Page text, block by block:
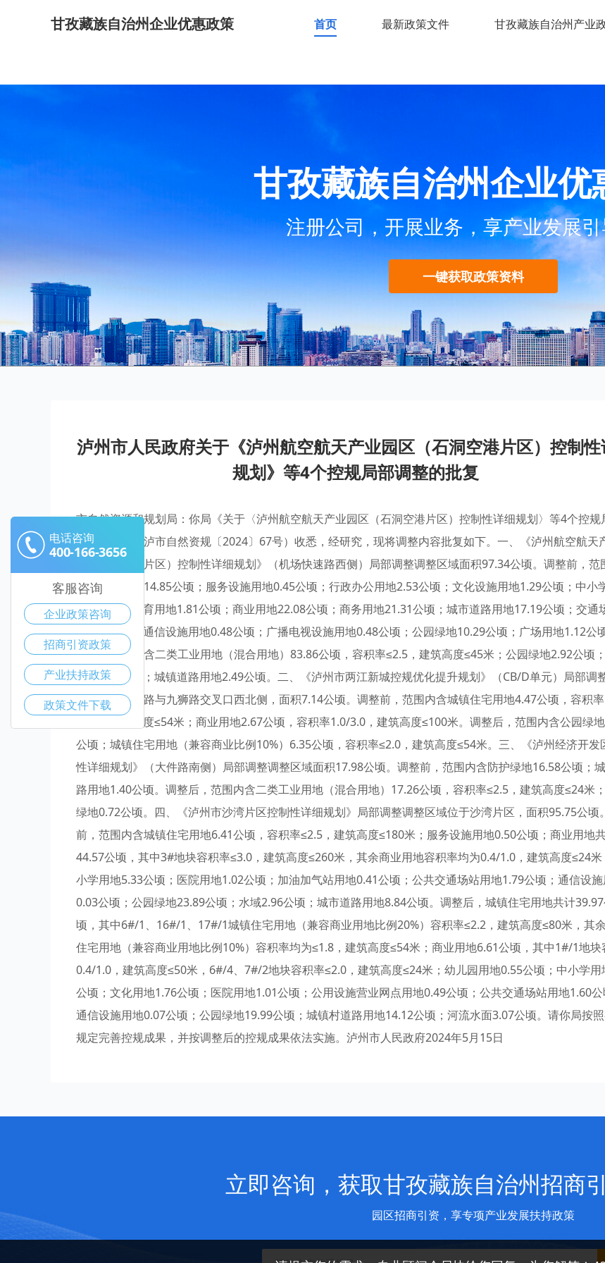
甘孜藏族自治州企业优惠政策 首页 最新政策文件 甘孜藏族自治州产业
甘孜藏族自治州企业优
注册公司，开展业务，享产业发展
一键获取政策资料
泸州市人民政府关于《泸州航空航天产业园区（石洞空港片区）控制性
规划》等4个控规局部调整的批复
市自然资源和规划局：你局《关于〈泸州航空航天产业园区（石洞空港片区）控制性详细规划〉等4个控规
整的请示》（泸市自然资规〔2024〕67号）收悉，经研究，现将调整内容批复如下。一、《泸州航空航天
区（石洞空港片区）控制性详细规划》（机场快速路西侧）局部调整调整区域面积97.34公顷。调整前，范
城镇住宅用地14.85公顷；服务设施用地0.45公顷；行政办公用地2.53公顷；文化设施用地1.29公顷；中小
2.48公顷；体育用地1.81公顷；商业用地22.08公顷；商务用地21.31公顷；城市道路用地17.19公顷；交通
地0.98公顷；通信设施用地0.48公顷；广播电视设施用地0.48公顷；公园绿地10.29公顷；广场用地1.12公
整后，范围内含二类工业用地（混合用地）83.86公顷，容积率≤2.5，建筑高度≤45米；公园绿地2.92公顷
绿地8.07公顷；城镇道路用地2.49公顷。二、《泸州市两江新城控规优化提升规划》（CB/D单元）局部调
区域位于春雨路与九狮路交叉口西北侧，面积7.14公顷。调整前，范围内含城镇住宅用地4.47公顷，容积率
≤2.5，建筑高度≤54米；商业用地2.67公顷，容积率1.0/3.0，建筑高度≤100米。调整后，范围内含公园绿
公顷；城镇住宅用地（兼容商业比例10%）6.35公顷，容积率≤2.0，建筑高度≤54米。三、《泸州经济开发
性详细规划》（大件路南侧）局部调整调整区域面积17.98公顷。调整前，范围内含防护绿地16.58公顷；
路用地1.40公顷。调整后，范围内含二类工业用地（混合用地）17.26公顷，容积率≤2.5，建筑高度≤24米
绿地0.72公顷。四、《泸州市沙湾片区控制性详细规划》局部调整调整区域位于沙湾片区，面积95.75公顷
前，范围内含城镇住宅用地6.41公顷，容积率≤2.5，建筑高度≤180米；服务设施用地0.50公顷；商业用地
44.57公顷，其中3#地块容积率≤3.0，建筑高度≤260米，其余商业用地容积率均为0.4/1.0，建筑高度≤24米
小学用地5.33公顷；医院用地1.02公顷；加油加气站用地0.41公顷；公共交通场站用地1.79公顷；通信设
0.03公顷；公园绿地23.89公顷；水域2.96公顷；城市道路用地8.84公顷。调整后，城镇住宅用地共计
顷，其中6#/1、16#/1、17#/1城镇住宅用地（兼容商业用地比例20%）容积率≤2.2，建筑高度≤80米，其
住宅用地（兼容商业用地比例10%）容积率均为≤1.8，建筑高度≤54米；商业用地6.61公顷，其中1#/1地块
0.4/1.0，建筑高度≤50米，6#/4、7#/2地块容积率≤2.0，建筑高度≤24米；幼儿园用地0.55公顷；中小学用
公顷；文化用地1.76公顷；医院用地1.01公顷；公用设施营业网点用地0.49公顷；公共交通场站用地1.60公
通信设施用地0.07公顷；公园绿地19.99公顷；城镇村道路用地14.12公顷；河流水面3.07公顷。请你局按
规定完善控规成果，并按调整后的控规成果依法实施。泸州市人民政府2024年5月15日
电话咨询
400-166-3656
客服咨询
企业政策咨询
招商引资政策
产业扶持政策
政策文件下载
立即咨询，获取甘孜藏族自治州招商
园区招商引资，享专项产业发展扶持政策